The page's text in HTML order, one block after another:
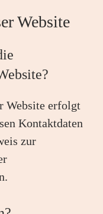
Website
Website erfolgt
Kontaktdaten
zur